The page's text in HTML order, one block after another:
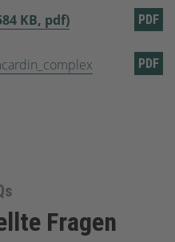
KB, pdf) PDF
PDF
Fragen